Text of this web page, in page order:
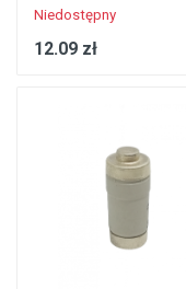
Niedostępny
12.09 zł